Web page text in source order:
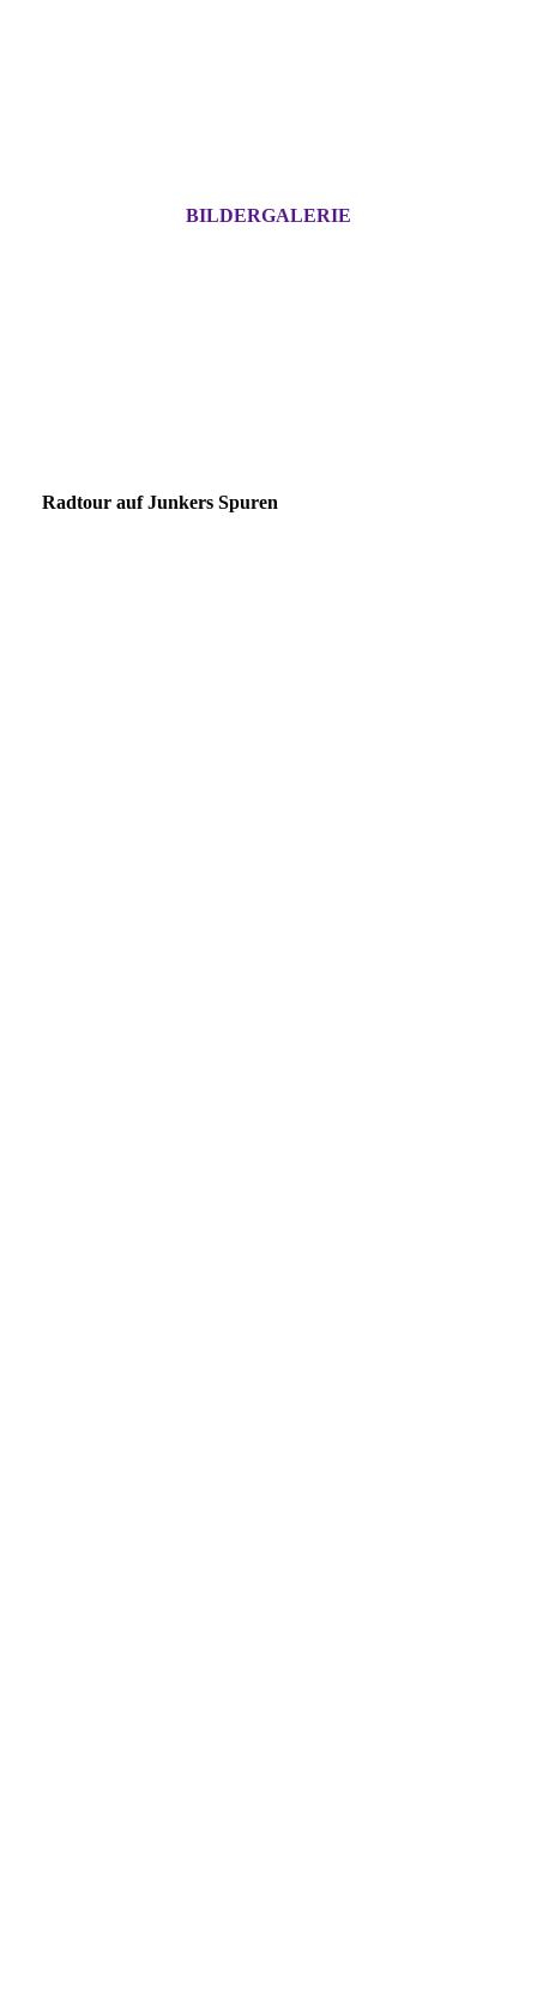
BILDERGALERIE
Radtour auf Junkers Spuren